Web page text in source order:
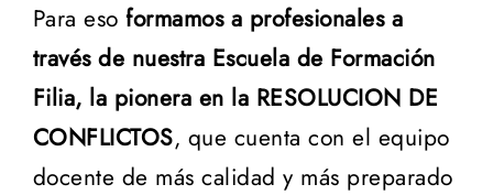
Para esoformamos a profesionales a
través de nuestra Escuela de Formación
Filia, la pionera en la RESOLUCION DE
CONFLICTOS, que cuenta con el equipo
docente de más calidad y más preparado